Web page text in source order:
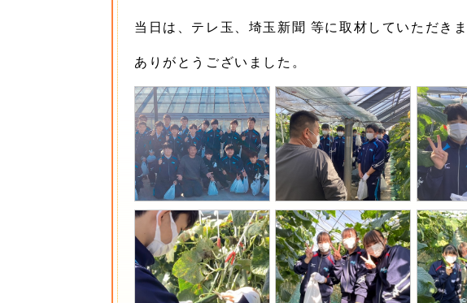
当日は、テレ玉、埼玉新聞 等に取材していただきま
ありがとうございました。